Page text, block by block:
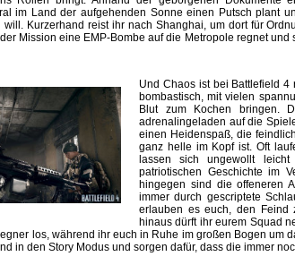
im Land der aufgehenden Sonne einen Putsch plant
will. Kurzerhand reist ihr nach Shanghai, um dort für
Mission eine EMP-Bombe auf die Metropole regnet
Und Chaos ist bei Battlefield
bombastisch, mit vielen
Blut zum Kochen bringen.
adrenalingeladen auf die
einen Heidenspaß, die
ganz helle im Kopf ist. Oft
lassen sich ungewollt
patriotischen Geschichte im
hingegen sind die offeneren
immer durch gescriptete
erlauben es euch, den Feind
hinaus dürft ihr eurem Squad
los, während ihr euch in Ruhe im großen Bogen um
in den Story Modus und sorgen dafür, dass die immer